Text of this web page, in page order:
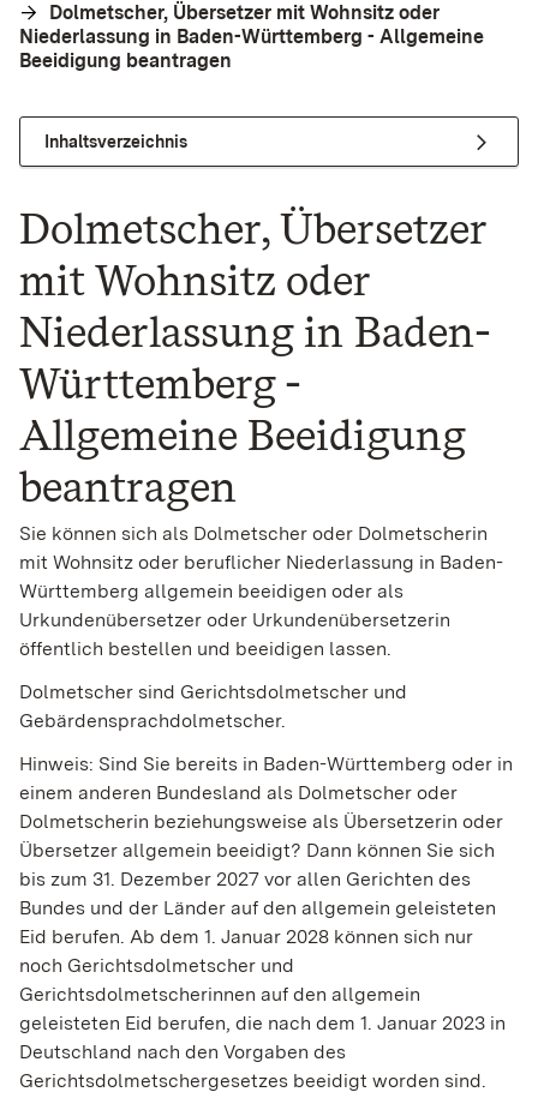
Dolmetscher, Übersetzer mit Wohnsitz oder
Niederlassung in Baden-Württemberg - Allgemeine
Beeidigung beantragen
Inhaltsverzeichnis
Dolmetscher, Übersetzer
mit Wohnsitz oder
Niederlassung in Baden-
Württemberg -
Allgemeine Beeidigung
beantragen
Sie können sich als Dolmetscher oder Dolmetscherin
mit Wohnsitz oder beruflicher Niederlassung in Baden-
Württemberg allgemein beeidigen oder als
Urkundenübersetzer oder Urkundenübersetzerin
öffentlich bestellen und beeidigen lassen.
Dolmetscher sind Gerichtsdolmetscher und
Gebärdensprachdolmetscher.
Hinweis: Sind Sie bereits in Baden-Württemberg oder in
einem anderen Bundesland als Dolmetscher oder
Dolmetscherin beziehungsweise als Übersetzerin oder
Übersetzer allgemein beeidigt? Dann können Sie sich
bis zum 31. Dezember 2027 vor allen Gerichten des
Bundes und der Länder auf den allgemein geleisteten
Eid berufen. Ab dem 1. Januar 2028 können sich nur
noch Gerichtsdolmetscher und
Gerichtsdolmetscherinnen auf den allgemein
geleisteten Eid berufen, die nach dem 1. Januar 2023 in
Deutschland nach den Vorgaben des
Gerichtsdolmetschergesetzes beeidigt worden sind.